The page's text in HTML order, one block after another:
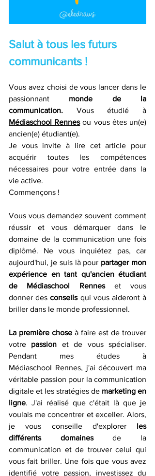
Salut à tous les futurs
communicants !
Vous avez choisi de vous lancer dans le
passionnant monde de la
communication.
Médiaschool Rennes ou vous êtes un(e)
ancien(e) étudiant(e).
Je vous invite à lire cet article pour
acquérir toutes les compétences
nécessaires pour votre entrée dans la
vie active.
Commençons !
Vous vous demandez souvent comment
réussir et vous démarquer dans le
domaine de la communication une fois
diplômé. Ne vous inquiétez pas, car
aujourd'hui, je suis là pour partager mon
expérience en tant qu'ancien étudiant
de Médiaschool Rennes et vous
donner des conseils qui vous aideront à
briller dans le monde professionnel.
La première chose à faire est de trouver
votre passion et de vous spécialiser.
Pendant mes études à
Médiaschool Rennes, j'ai découvert ma
véritable passion pour la communication
digitale et les stratégies de marketing en
ligne. J'ai réalisé que c'était là que je
voulais me concentrer et exceller. Alors,
je vous conseille d'explorer les
différents domaines de la
communication et de trouver celui qui
vous fait briller. Une fois que vous avez
identifié votre passion, investissez du